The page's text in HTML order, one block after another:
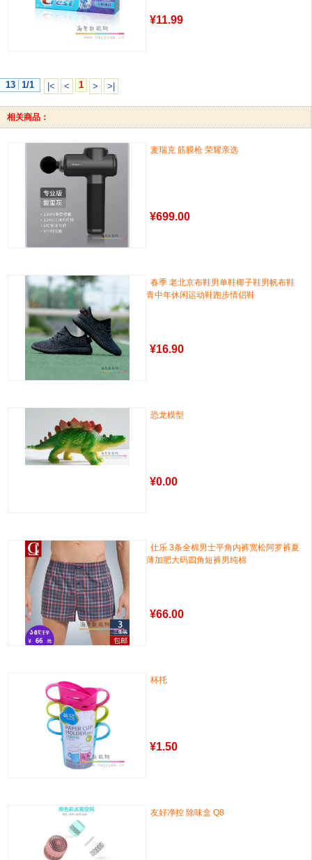
¥11.99
13 1/1 |< < 1 > >|
相关商品：
麦瑞克 筋膜枪 荣耀亲选
¥699.00
春季 老北京布鞋男单鞋椰子鞋男帆布鞋
青中年休闲运动鞋跑步情侣鞋
¥16.90
恐龙模型
¥0.00
仕乐 3条全棉男士平角内裤宽松阿罗裤夏
薄加肥大码四角短裤男纯棉
¥66.00
杯托
¥1.50
友好净控 除味盒 Q8